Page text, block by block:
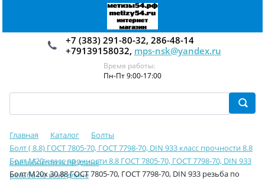
+7 (383) 291-80-32, 286-48-14
+79139158032, mps-nsk@yandex.ru
Время работы:
Пн-Пт 9:00-17:00
Главная Каталог
Болты
Болт ( 8.8) ГОСТ 7805-70, ГОСТ 7798-70, DIN 933 класс прочности 8.8
с резьбой по всей длине
Болт М20 класс прочности 8.8 ГОСТ 7805-70, ГОСТ 7798-70, DIN 933
резьба по всей длине
Болт М20х 30.88 ГОСТ 7805-70, ГОСТ 7798-70, DIN 933 резьба по